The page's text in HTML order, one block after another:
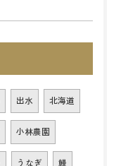
出水 北海道
小林農園
うなぎ 鰻